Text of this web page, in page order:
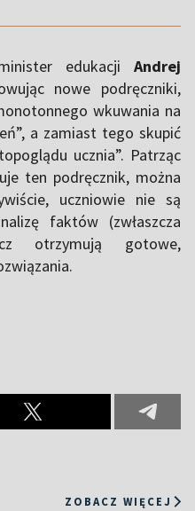
edukacji Andrej
nowe podręczniki,
wkuwania na
a zamiast tego skupić
ucznia”. Patrząc
ten podręcznik, można
uczniowie nie są
faktów (zwłaszcza
otrzymują gotowe,
ZOBACZ WIĘCEJ